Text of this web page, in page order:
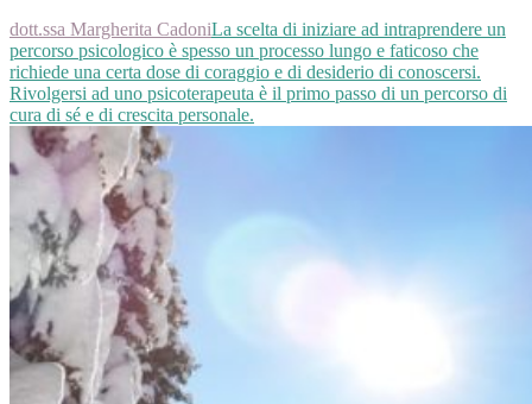
dott.ssa Margherita CadoniLa scelta di iniziare ad intraprendere un
percorso psicologico è spesso un processo lungo e faticoso che
richiede una certa dose di coraggio e di desiderio di conoscersi.
Rivolgersi ad uno psicoterapeuta è il primo passo di un percorso di
cura di sé e di crescita personale.